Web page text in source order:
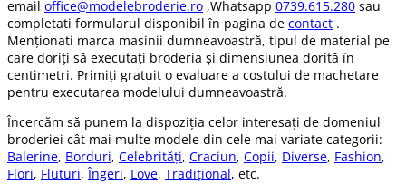
email office@modelebroderie.ro ,Whatsapp 0739.615.280 sau
completati formularul disponibil în pagina de contact .
Menționati marca masinii dumneavoastră, tipul de material pe
care doriți să executați broderia și dimensiunea dorită în
centimetri. Primiți gratuit o evaluare a costului de machetare
pentru executarea modelului dumneavoastră.
Încercăm să punem la dispoziția celor interesați de domeniul
broderiei cât mai multe modele din cele mai variate categorii:
Balerine, Borduri, Celebrități, Craciun, Copii, Diverse, Fashion,
Flori, Fluturi,Îngeri, Love, Tradițional, etc.